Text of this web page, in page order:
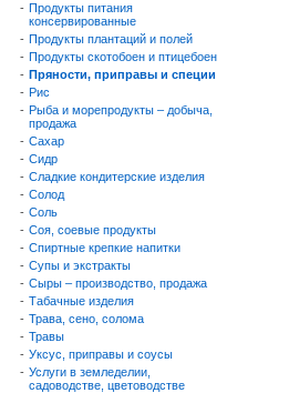
- Продукты питания
консервированные
- Продукты плантаций и полей
- Продукты скотобоен и птицебоен
- Пряности, приправы и специи
- Рис
- Рыба и морепродукты – добыча,
продажа
- Сахар
- Сидр
- Сладкие кондитерские изделия
- Солод
- Соль
- Соя, соевые продукты
- Спиртные крепкие напитки
- Супы и экстракты
- Сыры – производство, продажа
- Табачные изделия
- Трава, сено, солома
- Травы
- Уксус, приправы и соусы
- Услуги в земледелии,
садоводстве, цветоводстве